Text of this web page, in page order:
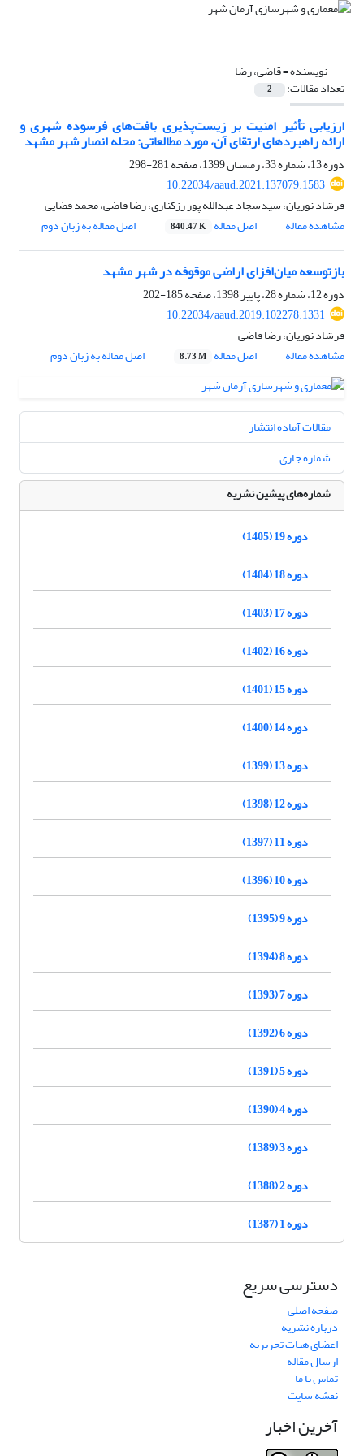
نویسنده =قاضی، رضا
تعداد مقالات: 2
ارزیابی تأثیر امنیت بر زیست‌پذیری بافت‌های فرسوده شهری و
ارائه راهبردهای ارتقای آن، مورد مطالعاتی: محله انصار شهر مشهد
دوره 13، شماره 33، زمستان 1399، صفحه
281-298
10.22034/aaud.2021.137079.1583
فرشاد نوریان، سیدسجاد عبدالله پور رزکناری، رضا قاضی، محمد قضایی
مشاهده مقاله
اصل مقاله 840.47 K اصل مقاله به زبان دوم
بازتوسعه میان‌افزای اراضی موقوفه در شهر مشهد
دوره 12، شماره 28، پاییز 1398، صفحه
185-202
10.22034/aaud.2019.102278.1331
فرشاد نوریان، رضا قاضی
مشاهده مقاله
اصل مقاله 8.73 M اصل مقاله به زبان دوم
مقالات آماده انتشار
شماره جاری
شماره‌های پیشین نشریه
دوره 19 (1405)
دوره 18 (1404)
دوره 17 (1403)
دوره 16 (1402)
دوره 15 (1401)
دوره 14 (1400)
دوره 13 (1399)
دوره 12 (1398)
دوره 11 (1397)
دوره 10 (1396)
دوره 9 (1395)
دوره 8 (1394)
دوره 7 (1393)
دوره 6 (1392)
دوره 5 (1391)
دوره 4 (1390)
دوره 3 (1389)
دوره 2 (1388)
دوره 1 (1387)
دسترسی سریع
صفحه اصلی
درباره نشریه
اعضای هیات تحریریه
ارسال مقاله
تماس با ما
نقشه سایت
آخرین اخبار